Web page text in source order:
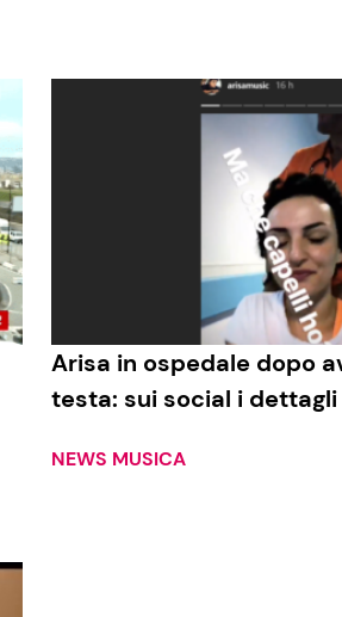
Cucina e
Consigli di
Dolci
Le Ricette in TV
Primi Piatti
Ricette Facili e
Arisa in ospedale dopo
testa: sui social i dettagli
NEWS MUSICA